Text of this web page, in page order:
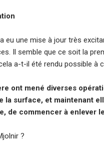
eu une mise à jour très
Il semble que ce soit la
a-t-il été rendu possible à
ont mené diverses
la surface, et maintenant
de commencer à enlever
?